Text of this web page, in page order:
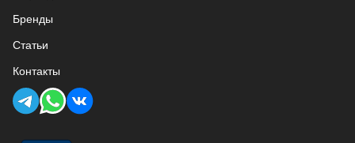
Бренды
Статьи
Контакты